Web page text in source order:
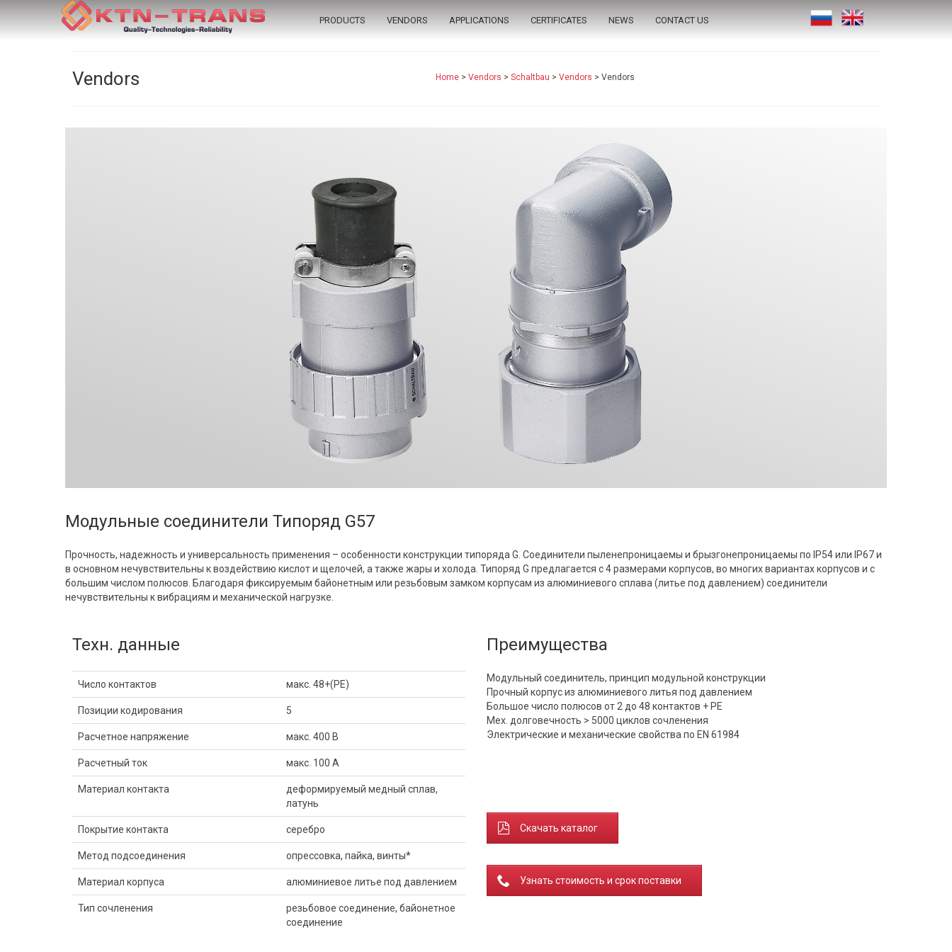
PRODUCTS VENDORS APPLICATIONS CERTIFICATES NEWS CONTACT US
Vendors Home > Vendors > Schaltbau > Vendors > Vendors
Модульные соединители Типоряд G57
Прочность, надежность и универсальность применения – особенности конструкции типоряда G. Соединители пыленепроницаемы и брызгонепроницаемы по IP54 или IP67 и
в основном нечувствительны к воздействию кислот и щелочей, а также жары и холода. Типоряд G предлагается с 4 размерами корпусов, во многих вариантах корпусов и с
большим числом полюсов. Благодаря фиксируемым байонетным или резьбовым замком корпусам из алюминиевого сплава (литье под давлением) соединители
нечувствительны к вибрациям и механической нагрузке.
Техн. данные
Число контактов макс. 48+(PE)
Позиции кодирования 5
Расчетное напряжение макс. 400 В
Расчетный ток макс. 100 A
Материал контакта
деформируемый медный сплав,
латунь
Покрытие контакта серебро
Метод подсоединения опрессовка, пайка, винты*
Материал корпуса алюминиевое литье под давлением
Тип сочленения
резьбовое соединение, байонетное
соединение
Преимущества
Модульный соединитель, принцип модульной конструкции
Прочный корпус из алюминиевого литья под давлением
Большое число полюсов от 2 до 48 контактов + PE
Мех. долговечность > 5000 циклов сочленения
Электрические и механические свойства по EN 61984
Скачать каталог
Узнать стоимость и срок поставки